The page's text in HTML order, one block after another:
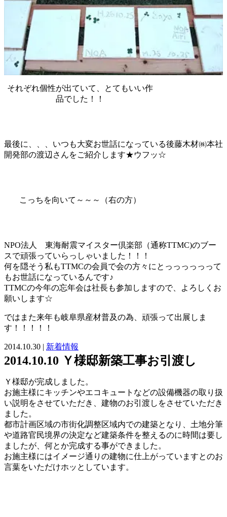
それぞれ個性が出ていて、とてもいい作
品でした！！
最後に、、、いつも大変お世話になっている後藤木材㈱本社
開発部の渡辺さんをご紹介します★ウフッ☆
こっちを向いて～～～（右の方）
NPO法人 東海耐震マイスター倶楽部（通称TTMC)のブー
スで頑張っていらっしゃいました！！！
何を隠そう私もTTMCの会員で会の方々にとっっっっっって
もお世話になっているんです♪
TTMCの今年の忘年会は社長も参加しますので、よろしくお
願いします☆
ではまた来年も岐阜県産材普及の為、頑張って出展しま
す！！！！！
2014.10.30 | 新着情報
2014.10.10 Ｙ様邸新築工事お引渡し
Ｙ様邸が完成しました。
お施主様にキッチンやエコキュートなどの設備機器の取り扱
い説明をさせていただき、建物のお引渡しをさせていただき
ました。
都市計画区域の市街化調整区域内での建築となり、土地分筆
や道路官民境界の決定など建築条件を整えるのに時間は要し
ましたが、何とか完成する事ができました。
お施主様にはイメージ通りの建物に仕上がっていますとのお
言葉をいただけホッとしています。